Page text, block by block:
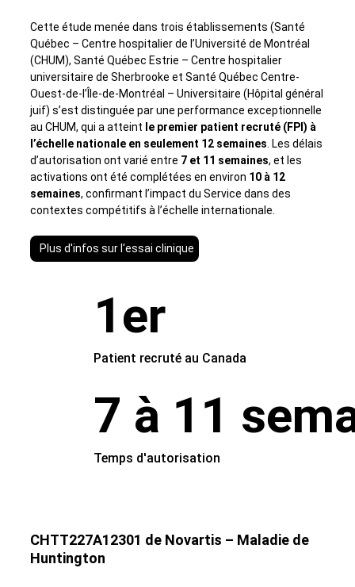
Cette étude menée dans trois établissements (Santé
Québec – Centre hospitalier de l’Université de Montréal
(CHUM), Santé Québec Estrie – Centre hospitalier
universitaire de Sherbrooke et Santé Québec Centre-
Ouest-de-l’Île-de-Montréal – Universitaire (Hôpital général
juif) s’est distinguée par une performance exceptionnelle
au CHUM, qui a atteint le premier patient recruté (FPI) à
l’échelle nationale en seulement 12 semaines . Les délais
d’autorisation ont varié entre 7 et 11 semaines, et les
activations ont été complétées en environ 10 à 12
semaines, confirmant l’impact du Service dans des
contextes compétitifs à l’échelle internationale.
Plus d'infos sur l'essai clinique
1er
Patient recruté au Canada
7 à 11
Temps d'autorisation
CHTT227A12301 de Novartis – Maladie de
Huntington